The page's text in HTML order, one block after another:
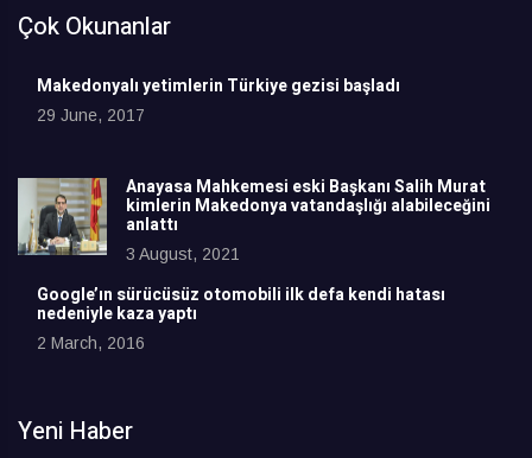
Çok Okunanlar
Makedonyalı yetimlerin Türkiye gezisi başladı
29 June, 2017
Anayasa Mahkemesi eski Başkanı Salih Murat
kimlerin Makedonya vatandaşlığı alabileceğini
anlattı
3 August, 2021
Google’ın sürücüsüz otomobili ilk defa kendi hatası
nedeniyle kaza yaptı
2 March, 2016
Yeni Haber